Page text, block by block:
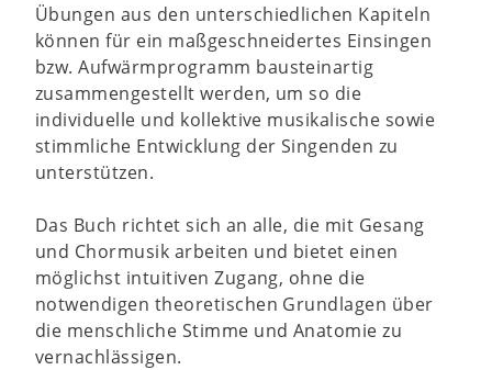
Übungen aus den unterschiedlichen Kapiteln
können für ein maßgeschneidertes Einsingen
bzw. Aufwärmprogramm bausteinartig
zusammengestellt werden, um so die
individuelle und kollektive musikalische sowie
stimmliche Entwicklung der Singenden zu
unterstützen.
Das Buch richtet sich an alle, die mit Gesang
und Chormusik arbeiten und bietet einen
möglichst intuitiven Zugang, ohne die
notwendigen theoretischen Grundlagen über
die menschliche Stimme und Anatomie zu
vernachlässigen.